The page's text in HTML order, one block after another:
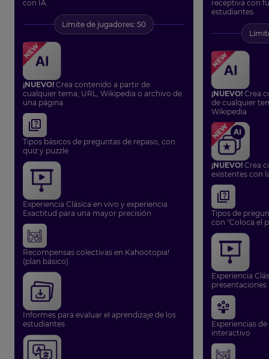
con IA.
Límite de jugadores: 50
¡NUEVO! Crea contenido a partir de
cualquier tema, URL, Wikipedia o archivo de
una página
Tipos básicos de preguntas de repaso, con
quiz y puzzle
Experiencia Clásica en vivo y experiencia
Exactitud para una mayor precisión
Recompensas colectivas en Kahootopia!
(plan básico)
Informes para evaluar el aprendizaje de los
estudiantes
receptiva con
estudiantes.
¡NUEVO! Crea
de cualquier
Wikipedia
¡NUEVO! Crea
existentes con
Tipos de
con "Coloca el
Experiencia
presentaciones
Experiencias
interactivo